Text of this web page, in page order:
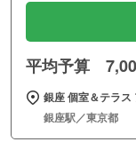
平均予算
銀座 個室＆テラス
銀座駅／東京都